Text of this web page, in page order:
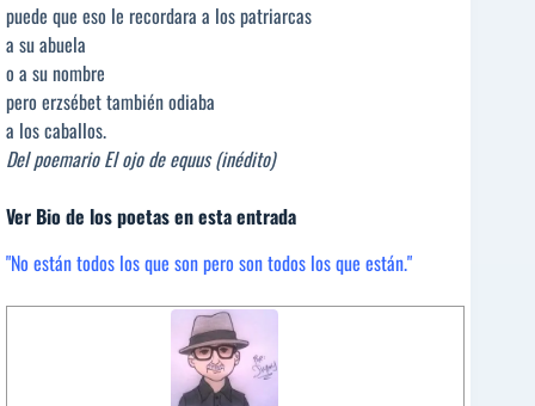
puede que eso le recordara a los patriarcas
a su abuela
o a su nombre
pero erzsébet también odiaba
a los caballos.
Del poemario El ojo de equus (inédito)
Ver Bio de los poetas en esta entrada
"No están todos los que son pero son todos los que están."